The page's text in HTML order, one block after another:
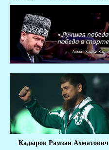
Кадыров Рамзан Ахматович